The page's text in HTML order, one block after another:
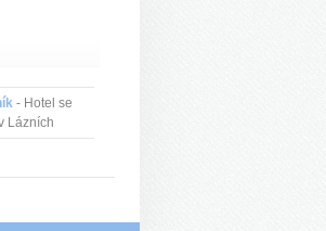
- Hotel se
Lázních
klid,